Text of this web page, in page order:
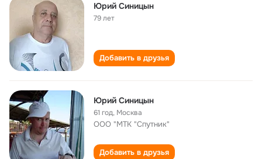
Юрий Синицын
79 лет
Добавить в друзья
Юрий Синицын
61 год, Москва
ООО "МТК "Спутник"
Добавить в друзья